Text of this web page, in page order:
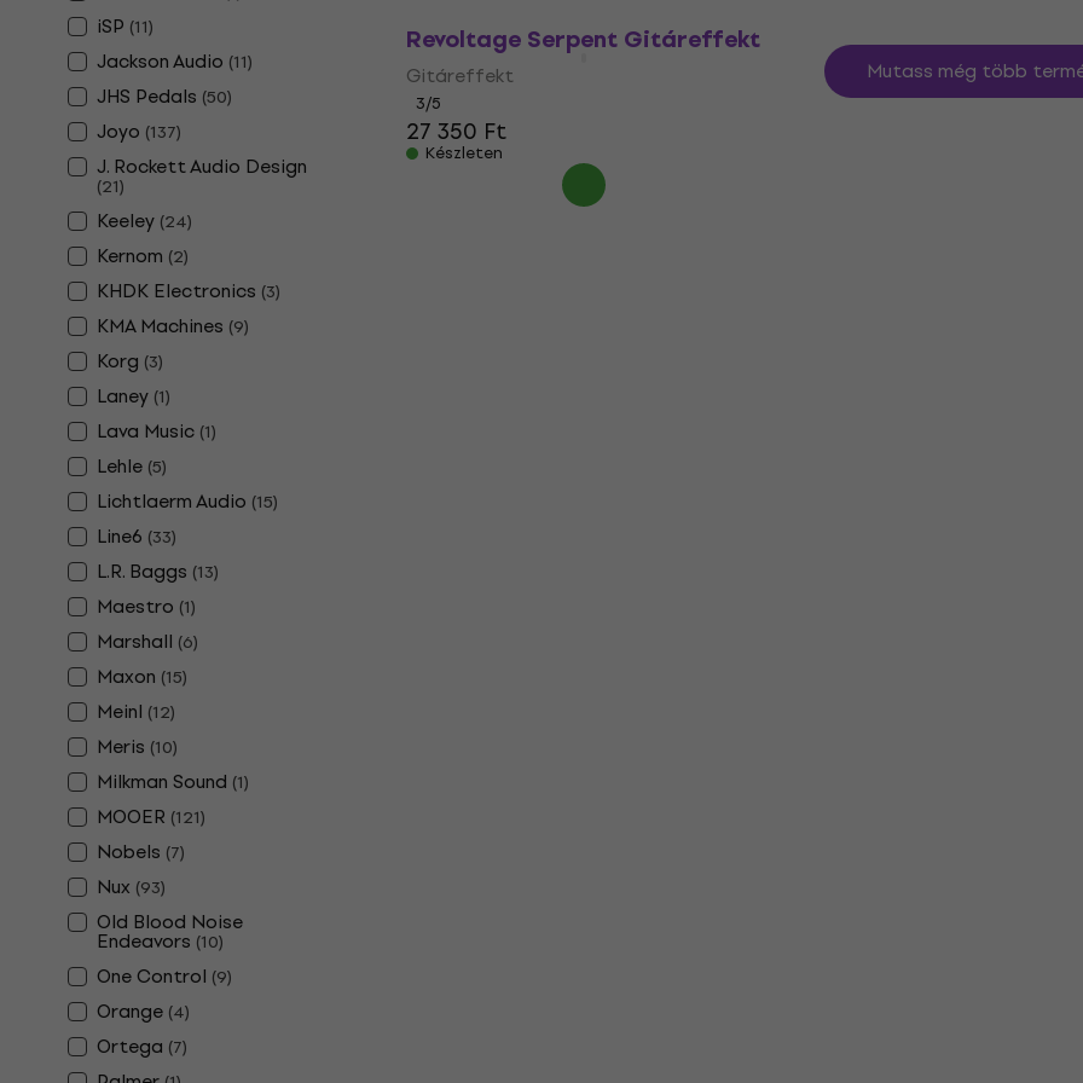
iSP (11)
Jackson Audio (11)
JHS Pedals (50)
Joyo (137)
J. Rockett Audio Design
(21)
Keeley (24)
Kernom (2)
KHDK Electronics (3)
KMA Machines (9)
Korg (3)
Laney (1)
Lava Music (1)
Lehle (5)
Lichtlaerm Audio (15)
Line6 (33)
L.R. Baggs (13)
Maestro (1)
Marshall (6)
Maxon (15)
Meinl (12)
Meris (10)
Milkman Sound (1)
MOOER (121)
Nobels (7)
Nux (93)
Old Blood Noise
Endeavors (10)
One Control (9)
Orange (4)
Ortega (7)
Revoltage Serpent Gitáreffekt
Gitáreffekt
3/5
27 350 Ft
Készleten
Mutass még több